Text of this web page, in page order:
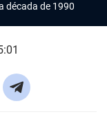
década de 1990